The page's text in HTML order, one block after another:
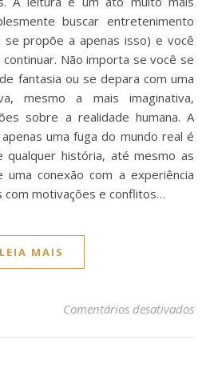
buscar entretenimento
se propõe a apenas isso) e você
Não importa se você se
fantasia ou se depara com uma
mesmo a mais imaginativa,
sobre a realidade humana. A
uma fuga do mundo real é
qualquer história, até mesmo as
uma conexão com a experiência
motivações e conflitos…
LEIA MAIS
Comentários desativados